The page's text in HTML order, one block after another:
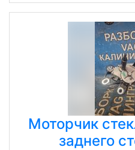
Моторчик
заднего